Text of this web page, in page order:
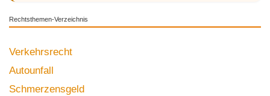
Rechtsthemen-Verzeichnis
Verkehrsrecht
Autounfall
Schmerzensgeld